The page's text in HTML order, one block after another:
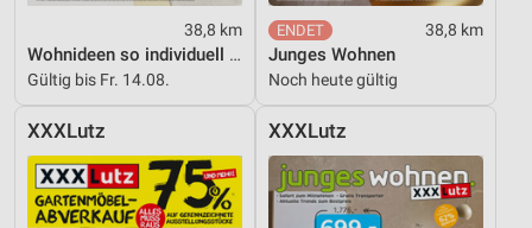
38,8 km
Wohnideen so individuell wie du!
Gültig bis Fr. 14.08.
38,8 km
Junges Wohnen
Noch heute gültig
XXXLutz XXXLutz